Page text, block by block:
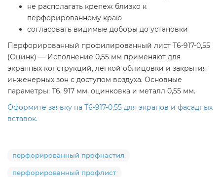
не располагать крепеж близко к
перфорированному краю
согласовать видимые доборы до установки
Перфорированный профилированный лист Т6-917-0,55
(Оцинк) — Исполнение 0,55 мм применяют для
экранных конструкций, легкой облицовки и закрытия
инженерных зон с доступом воздуха. Основные
параметры: Т6, 917 мм, оцинковка и металл 0,55 мм.
Оформите заявку на Т6-917-0,55 для экранов и фасадных
вставок.
перфорированный профнастил
перфорированный профлист